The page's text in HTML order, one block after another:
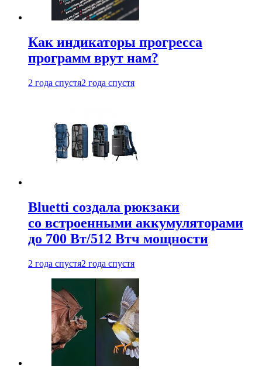
Как индикаторы прогресса
программ врут нам?
2 года спустя2 года спустя
Bluetti создала рюкзаки
со встроенными аккумуляторами
до 700 Вт/512 Втч мощности
2 года спустя2 года спустя